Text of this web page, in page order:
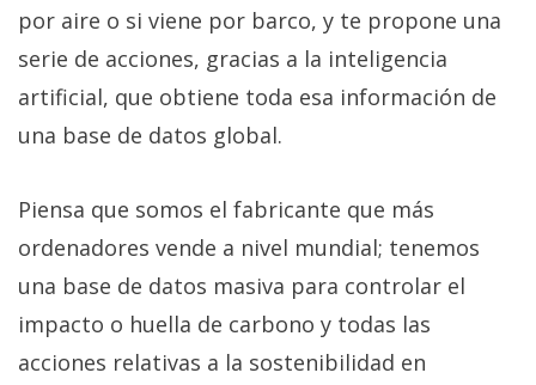
por aire o si viene por barco, y te propone una
serie de acciones, gracias a la inteligencia
artificial, que obtiene toda esa información de
una base de datos global.
Piensa que somos el fabricante que más
ordenadores vende a nivel mundial; tenemos
una base de datos masiva para controlar el
impacto o huella de carbono y todas las
acciones relativas a la sostenibilidad en